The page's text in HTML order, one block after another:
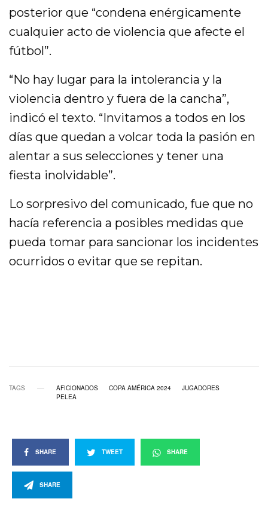
posterior que “condena enérgicamente
cualquier acto de violencia que afecte el
fútbol”.
“No hay lugar para la intolerancia y la
violencia dentro y fuera de la cancha”,
indicó el texto. “Invitamos a todos en los
días que quedan a volcar toda la pasión en
alentar a sus selecciones y tener una
fiesta inolvidable”.
Lo sorpresivo del comunicado, fue que no
hacía referencia a posibles medidas que
pueda tomar para sancionar los incidentes
ocurridos o evitar que se repitan.
TAGS AFICIONADOS COPA AMÉRICA 2024
JUGADORES
PELEA
SHARE TWEET SHARE
SHARE